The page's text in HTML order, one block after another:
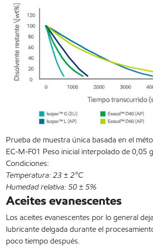
Prueba de muestra única basada en el
EC-M-F01 Peso inicial interpolado de 0,05
Condiciones:
Temperatura: 23 ± 2°C
Humedad relativa: 50 ± 5%
Aceites evanescentes
Los aceites evanescentes por lo general
lubricante delgada durante el
poco tiempo después.